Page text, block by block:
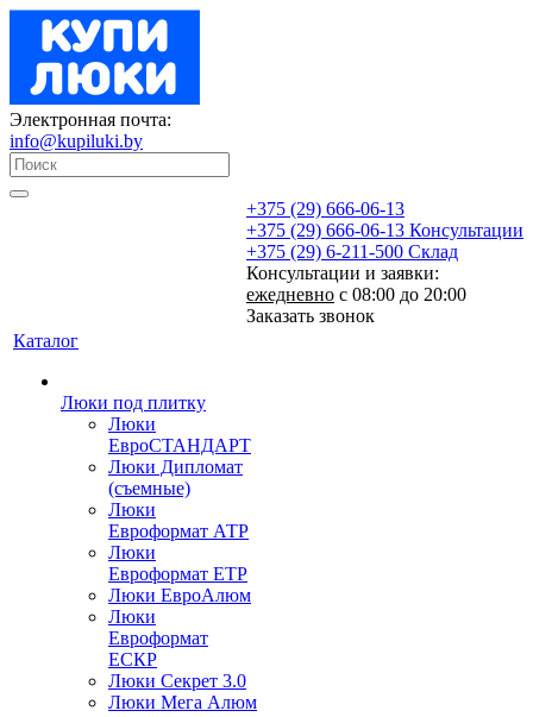
Электронная почта:
info@kupiluki.by
+375 (29) 666-06-13
+375 (29) 666-06-13 Консультации
+375 (29) 6-211-500 Склад
Консультации и заявки:
ежедневно с 08:00 до 20:00
Заказать звонок
Каталог
Люки под плитку
Люки
ЕвроСТАНДАРТ
Люки Дипломат
(съемные)
Люки
Евроформат АТР
Люки
Евроформат ЕТР
Люки ЕвроАлюм
Люки
Евроформат
ЕСКР
Люки Секрет 3.0
Люки Мега Алюм